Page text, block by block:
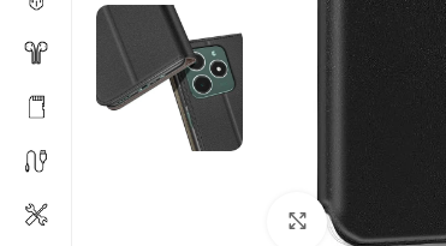
Click to enlarge